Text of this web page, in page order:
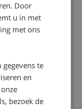
(vgl. onder
2002/63
“Wij
waar zijn”
er beweerd
feiten zijn
erkend dat de
zijn en hebben
Door
u in met
met ons
te
en
bezoek de